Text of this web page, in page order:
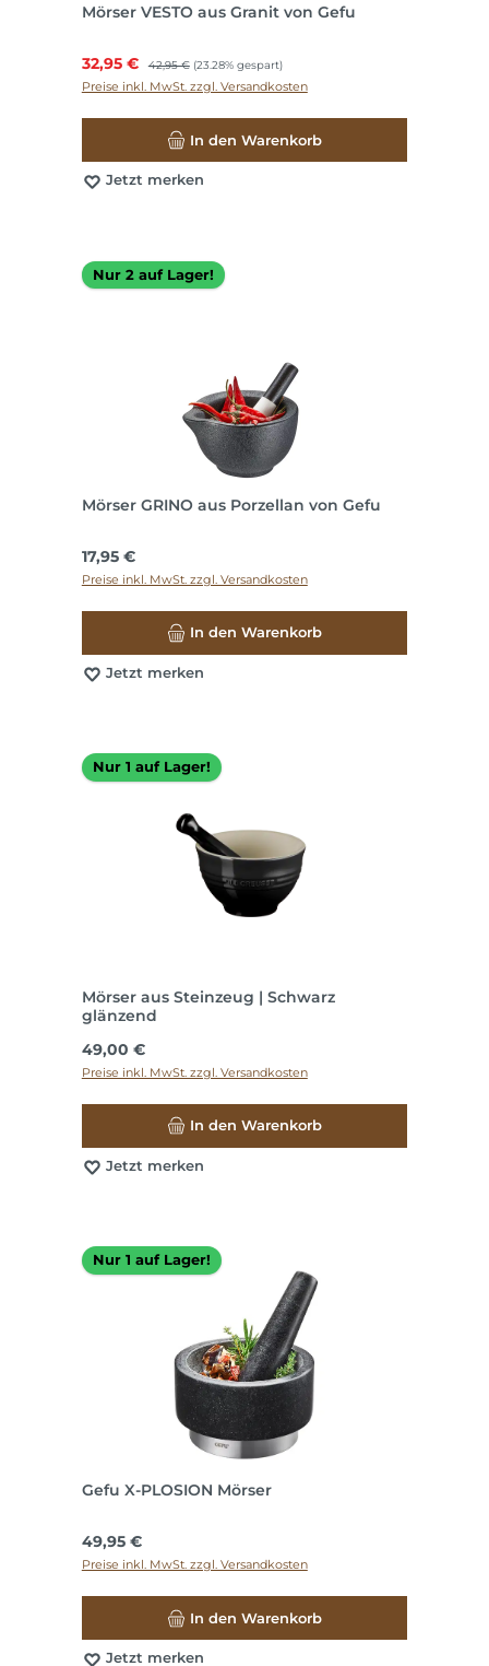
Mörser VESTO aus Granit von Gefu
Verkaufspreis:
32,95 € Regulärer Preis:
42,95 € (23.28% gespart)
Preise inkl. MwSt. zzgl. Versandkosten
In den Warenkorb
Jetzt merken
Nur 2 auf Lager!
Mörser GRINO aus Porzellan von Gefu
Regulärer Preis:
17,95 €
Preise inkl. MwSt. zzgl. Versandkosten
In den Warenkorb
Jetzt merken
Nur 1 auf Lager!
Mörser aus Steinzeug | Schwarz
glänzend
Regulärer Preis:
49,00 €
Preise inkl. MwSt. zzgl. Versandkosten
In den Warenkorb
Jetzt merken
Nur 1 auf Lager!
Gefu X-PLOSION Mörser
Regulärer Preis:
49,95 €
Preise inkl. MwSt. zzgl. Versandkosten
In den Warenkorb
Jetzt merken